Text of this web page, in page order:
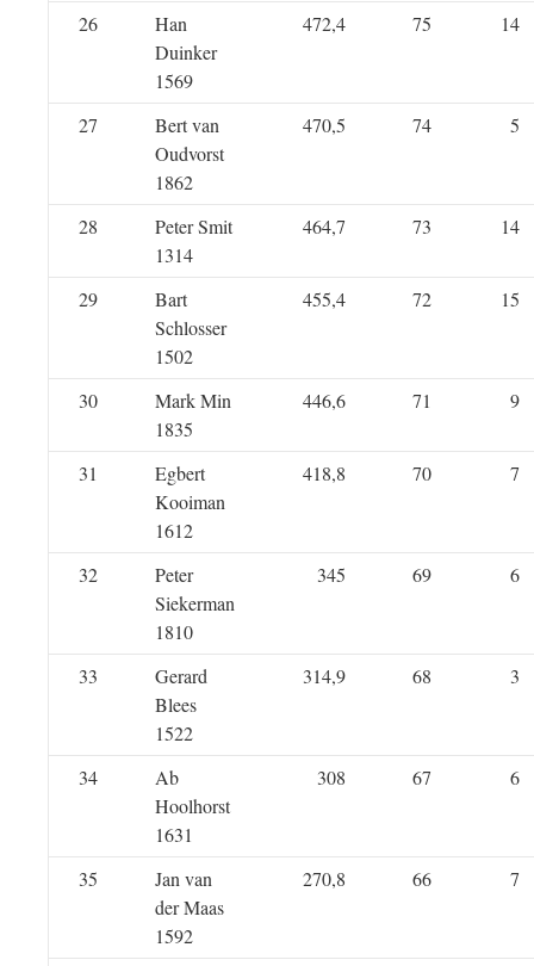
26
Han
Duinker
1569
472,4 75 14
27
Bert van
Oudvorst
1862
470,5 74 5
28
Peter Smit
1314
464,7 73 14
29
Bart
Schlosser
1502
455,4 72 15
30
Mark Min
1835
446,6 71 9
31
Egbert
Kooiman
1612
418,8 70 7
32
Peter
Siekerman
1810
345 69 6
33
Gerard
Blees
1522
314,9 68 3
34
Ab
Hoolhorst
1631
308 67 6
35
Jan van
der Maas
1592
270,8 66 7